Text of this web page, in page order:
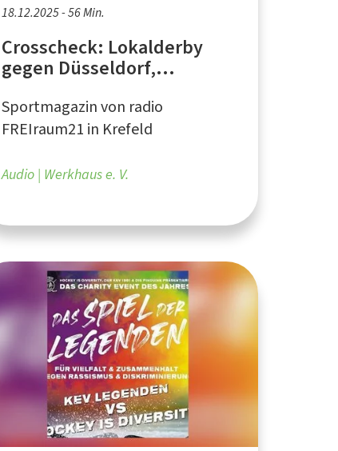
18.12.2025 - 56 Min.
Crosscheck: Lokalderby
gegen Düsseldorf,
Nachwuchsarbeit
Sportmagazin von radio
FREIraum21 in Krefeld
Audio Werkhaus e. V.